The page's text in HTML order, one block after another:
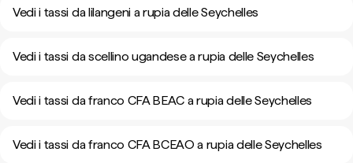
Vedi i tassi da lilangeni a rupia delle Seychelles
Vedi i tassi da scellino ugandese a rupia delle Seychelles
Vedi i tassi da franco CFA BEAC a rupia delle Seychelles
Vedi i tassi da franco CFA BCEAO a rupia delle Seychelles